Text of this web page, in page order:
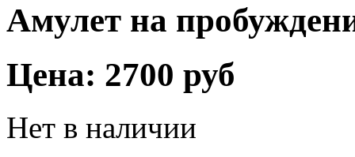
Амулет на
Цена: 2700 руб
Нет в наличии